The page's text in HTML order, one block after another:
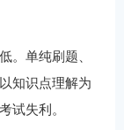
。单纯刷题、
知识点理解为
试失利。